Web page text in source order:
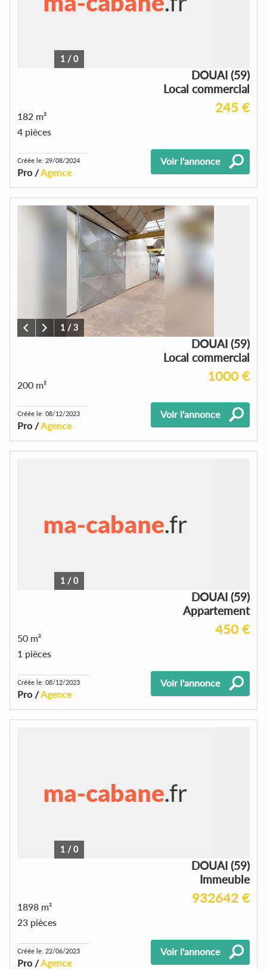
1 /0
DOUAI (59)
Local commercial
245 €
182 m²
4 pièces
Créée le: 29/08/2024
Pro /Agence
Voir l'annonce
1 /3
DOUAI (59)
Local commercial
1000 €
200 m²
Créée le: 08/12/2023
Pro /Agence
Voir l'annonce
1 /0
DOUAI (59)
Appartement
450 €
50 m²
1 pièces
Créée le: 08/12/2023
Pro /Agence
Voir l'annonce
1 /0
DOUAI (59)
Immeuble
932642 €
1898 m²
23 pièces
Créée le: 22/06/2023
Pro /Agence
Voir l'annonce